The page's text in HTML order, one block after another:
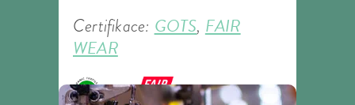
Certifikace: GOTS, FAIR
WEAR